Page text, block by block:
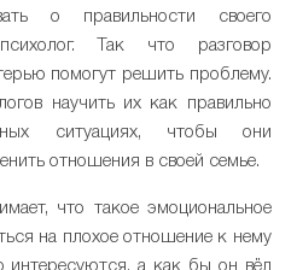
о правильности своего
Так что разговор
помогут решить проблему.
научить их как правильно
ситуациях, чтобы они
отношения в своей семье.
что такое эмоциональное
на плохое отношение к нему
интересуются, а как бы он вёл